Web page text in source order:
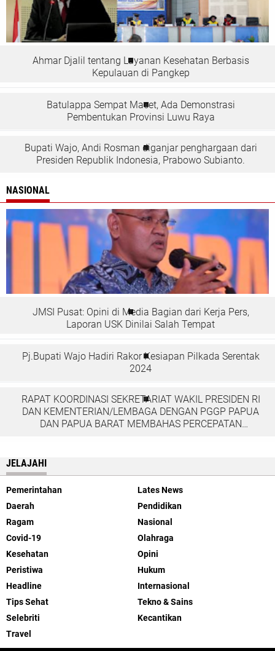
Ahmar Djalil tentang Layanan Kesehatan Berbasis
Kepulauan di Pangkep
Batulappa Sempat Macet, Ada Demonstrasi
Pembentukan Provinsi Luwu Raya
Bupati Wajo, Andi Rosman diganjar penghargaan dari
Presiden Republik Indonesia, Prabowo Subianto.
NASIONAL
JMSI Pusat: Opini di Media Bagian dari Kerja Pers,
Laporan USK Dinilai Salah Tempat
Pj.Bupati Wajo Hadiri Rakor Kesiapan Pilkada Serentak
2024
RAPAT KOORDINASI SEKRETARIAT WAKIL PRESIDEN RI
DAN KEMENTERIAN/LEMBAGA DENGAN PGGP PAPUA
DAN PAPUA BARAT MEMBAHAS PERCEPATAN
JELAJAHI
Pemerintahan
Lates News
Daerah
Pendidikan
Ragam
Nasional
Covid-19
Olahraga
Kesehatan
Opini
Peristiwa
Hukum
Headline
Internasional
Tips Sehat
Tekno & Sains
Selebriti
Kecantikan
Travel